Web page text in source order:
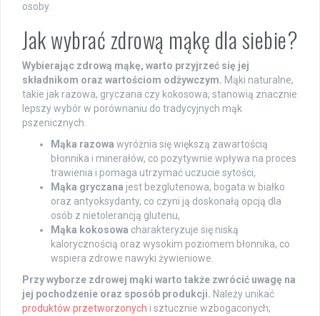
osoby.
Jak wybrać zdrową mąkę dla siebie?
Wybierając zdrową mąkę, warto przyjrzeć się jej
składnikom oraz wartościom odżywczym. Mąki naturalne,
takie jak razowa, gryczana czy kokosowa, stanowią znacznie
lepszy wybór w porównaniu do tradycyjnych mąk
pszenicznych.
Mąka razowa wyróżnia się większą zawartością
błonnika i minerałów, co pozytywnie wpływa na proces
trawienia i pomaga utrzymać uczucie sytości,
Mąka gryczana jest bezglutenowa, bogata w białko
oraz antyoksydanty, co czyni ją doskonałą opcją dla
osób z nietolerancją glutenu,
Mąka kokosowa charakteryzuje się niską
kalorycznością oraz wysokim poziomem błonnika, co
wspiera zdrowe nawyki żywieniowe.
Przy wyborze zdrowej mąki warto także zwrócić uwagę na
jej pochodzenie oraz sposób produkcji. Należy unikać
produktów przetworzonych i sztucznie wzbogaconych;